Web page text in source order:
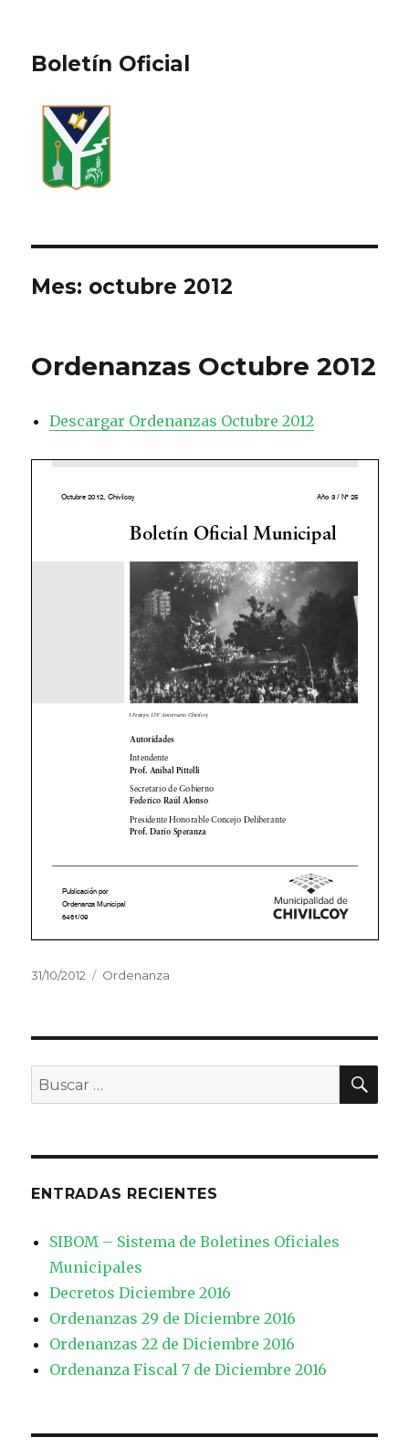
Boletín Oficial
Mes: octubre 2012
Ordenanzas Octubre 2012
Descargar Ordenanzas Octubre 2012
Publicado
31/10/2012 Categorías
Ordenanza
Buscar
por:
ENTRADAS RECIENTES
SIBOM – Sistema de Boletines Oficiales
Municipales
Decretos Diciembre 2016
Ordenanzas 29 de Diciembre 2016
Ordenanzas 22 de Diciembre 2016
Ordenanza Fiscal 7 de Diciembre 2016